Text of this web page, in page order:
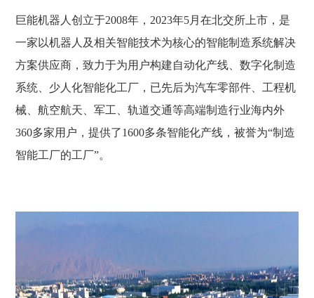
巨能机器人创立于2008年，2023年5月在北交所上市，是
一家以机器人及相关智能技术为核心的智能制造系统解决
方案供应商，致力于为用户构建自动化产线、数字化制造
系统、少人化智能化工厂，已先后为汽车零部件、工程机
械、航空航天、军工、轨道交通等高端制造行业海内外
360多家用户，提供了1600多条智能化产线，被誉为“制造
智能工厂的工厂”。